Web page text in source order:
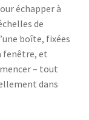
échapper à
de
boîte, fixées
fenêtre, et
– tout
dans